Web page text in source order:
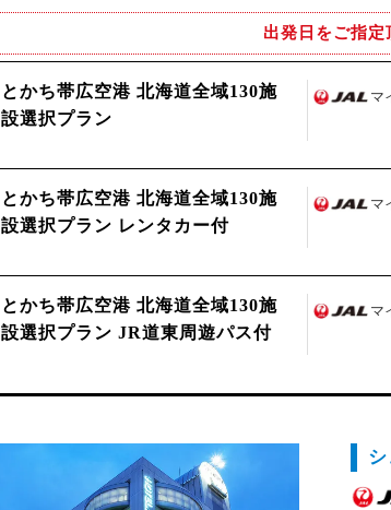
出発日をご指定
とかち帯広空港 北海道全域130施
設選択プラン
マ
とかち帯広空港 北海道全域130施
設選択プラン レンタカー付
マ
とかち帯広空港 北海道全域130施
設選択プラン JR道東周遊パス付
マ